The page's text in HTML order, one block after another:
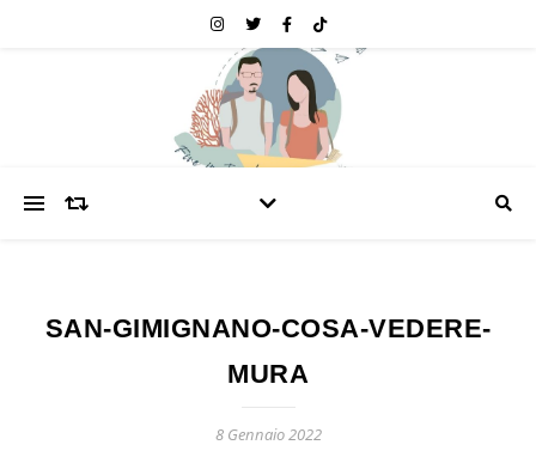
SAN-GIMIGNANO-COSA-VEDERE-
MURA
8 Gennaio 2022